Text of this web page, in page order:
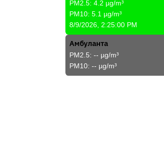
PM2.5: 4.2 µg/m³
PM10: 5.1 µg/m³
8/9/2026, 2:25:00 PM
Амбуланта
PM2.5: -- µg/m³
PM10: -- µg/m³